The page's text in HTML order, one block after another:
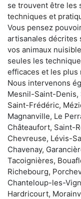
se trouvent être les
techniques et
Vous pensez
artisanales décrites
vos animaux
seules les
efficaces et les plus
Nous intervenons
Mesnil-Saint-
Saint-Frédéric,
Magnanville, Le
Châteaufort, Saint-
Chevreuse, Lévis-
Chavenay,
Tacoignières,
Richebourg,
Chanteloup-les-
Hardricourt,